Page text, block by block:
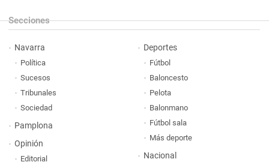
Secciones
Navarra
Política
Sucesos
Tribunales
Sociedad
Pamplona
Opinión
Editorial
Deportes
Fútbol
Baloncesto
Pelota
Balonmano
Fútbol sala
Más deporte
Nacional